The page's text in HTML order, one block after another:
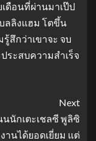
ดือนที่ผ่านมาเป๊ป
ลลิงแฮม โตขึ้น
สึกว่าเขาจะ จบ
ระสบความสำเร็จ
Next
นักเตะเชลซี พูลิซิ
านได้ยอดเยี่ยม แต่